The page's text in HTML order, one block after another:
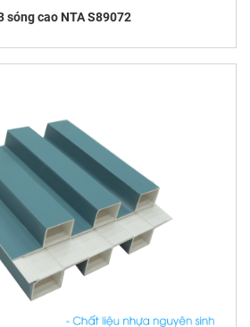
sóng cao NTA S89072